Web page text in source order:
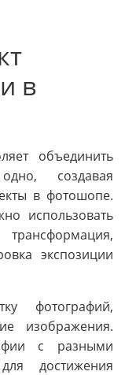
в
объединить
создавая
в фотошопе.
использовать
экспозиции
фотографий,
изображения.
с разными
достижения